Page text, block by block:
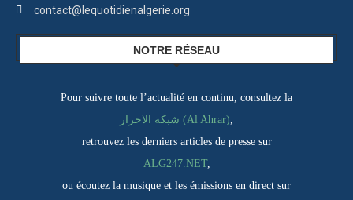
contact@lequotidienalgerie.org
NOTRE RÉSEAU
Pour suivre toute l’actualité en continu, consultez la
شبكة الاحرار (Al Ahrar)
retrouvez les derniers articles de presse sur
ALG247.NET,
ou écoutez la musique et les émissions en direct sur